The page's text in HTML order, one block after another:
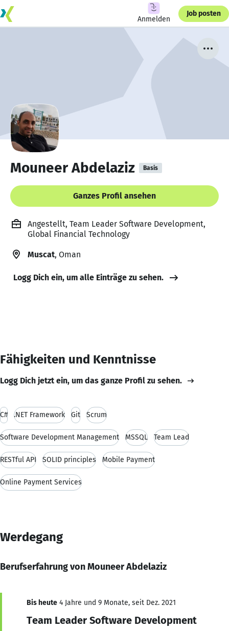
Anmelden
Job posten
Mouneer Abdelaziz Basis
Ganzes Profil ansehen
Angestellt, Team Leader Software Development,
Global Financial Technology
Muscat, Oman
Logg Dich ein, um alle Einträge zu sehen.
Fähigkeiten und Kenntnisse
Logg Dich jetzt ein, um das ganze Profil zu sehen.
C# .NET Framework Git Scrum
Software Development Management MSSQL Team Lead
RESTful API SOLID principles Mobile Payment
Online Payment Services
Werdegang
Berufserfahrung von Mouneer Abdelaziz
Bis heute 4 Jahre und 9 Monate, seit Dez. 2021
Team Leader Software Development